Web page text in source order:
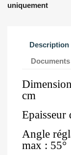
uniquement
Description
cm
Epaisseur
Angle
max : 55°